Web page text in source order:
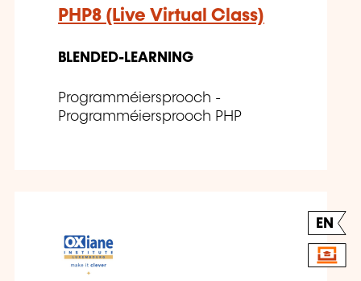
PHP8 (Live Virtual Class)
BLENDED-LEARNING
Programméiersprooch -
Programméiersprooch PHP
EN